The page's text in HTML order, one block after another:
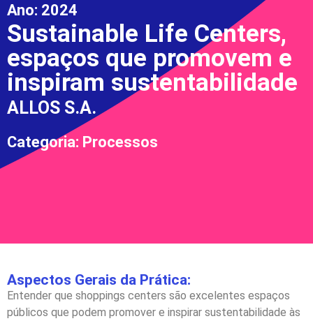
Ano: 2024
Sustainable Life Centers,
espaços que promovem e
inspiram sustentabilidade
ALLOS S.A.
Categoria: Processos
Aspectos Gerais da Prática:
Entender que shoppings centers são excelentes espaços
públicos que podem promover e inspirar sustentabilidade às